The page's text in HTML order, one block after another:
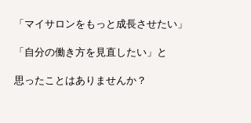
「マイサロンをもっと成長させたい」
「自分の働き方を見直したい」と
思ったことはありませんか？